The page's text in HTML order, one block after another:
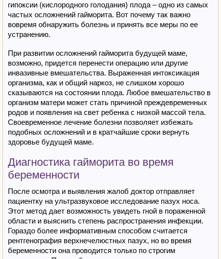
гипоксии (кислородного голодания) плода – одно из самых
частых осложнений гайморита. Вот почему так важно
вовремя обнаружить болезнь и принять все меры по ее
устранению.
При развитии осложнений гайморита будущей маме,
возможно, придется перенести операцию или другие
инвазивные вмешательства. Выраженная интоксикация
организма, как и общий наркоз, не слишком хорошо
сказываются на состоянии плода. Любое вмешательство в
организм матери может стать причиной преждевременных
родов и появления на свет ребенка с низкой массой тела.
Своевременное лечение болезни позволяет избежать
подобных осложнений и в кратчайшие сроки вернуть
здоровье будущей маме.
Диагностика гайморита во время
беременности
После осмотра и выявления жалоб доктор отправляет
пациентку на ультразвуковое исследование пазух носа.
Этот метод дает возможность увидеть гной в пораженной
области и выяснить степень распространения инфекции.
Гораздо более информативным способом считается
рентгенография верхнечелюстных пазух, но во время
беременности она проводится только по строгим